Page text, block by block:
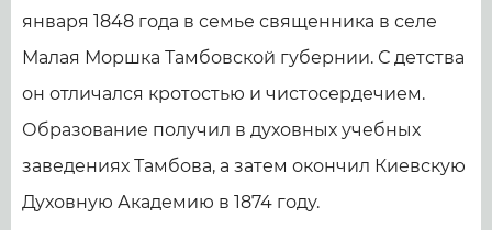
января 1848 года в семье священника в селе
Малая Моршка Тамбовской губернии. С детства
он отличался кротостью и чистосердечием.
Образование получил в духовных учебных
заведениях Тамбова, а затем окончил Киевскую
Духовную Академию в 1874 году.